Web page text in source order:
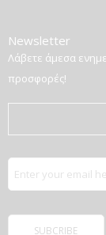
Newsletter
Λάβετε άμεσα
προσφορές!